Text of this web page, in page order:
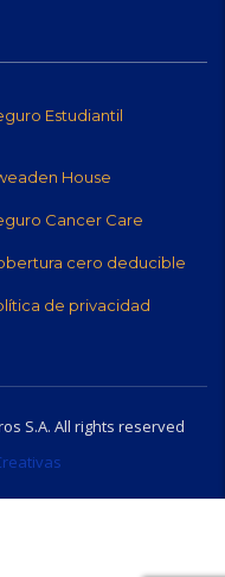
Estudiantil
House
Cancer Care
cero deducible
de privacidad
S.A. All rights reserved